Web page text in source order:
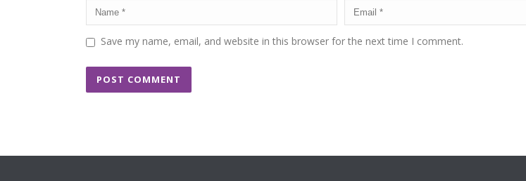
Save my name, email, and website in this browser for the next time I comment.